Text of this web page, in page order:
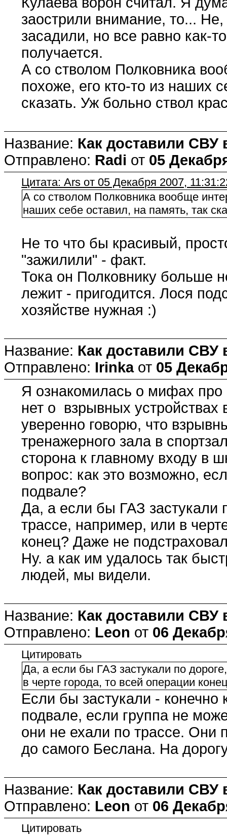
заострили внимание, то...
засадили, но все равно как-
получается.
А со стволом Полковника
похоже, его кто-то из наших
сказать. Уж больно ствол
Название: Как доставили СВУ
Отправлено: Radi от 05
Цитата: Ars от 05 Декабря 2007,
А со стволом Полковника вообще
наших себе оставил, на память, так
Не то что бы красивый,
"зажилили" - факт.
Тока он Полковнику больше
лежит - пригодится. Лося
хозяйстве нужная :)
Название: Как доставили СВУ
Отправлено: Irinkaот 05
Я ознакомилась о мифах
нет о взрывных
уверенно говорю, что
тренажерного зала в
сторона к главному входу в
вопрос: как это возможно,
подвале?
Да, а если бы ГАЗ застукали
трассе, например, или в
конец? Даже не
Ну. а как им удалось так
людей, мы видели.
Название: Как доставили СВУ
Отправлено: Leon от 06
Цитировать
Да, а если бы ГАЗ застукали по
в черте города, то всей операции
Если бы застукали - конечно
подвале, если группа не
они не ехали по трассе. Они
до самого Беслана. На
Название: Как доставили СВУ
Отправлено: Leon от 06
Цитировать